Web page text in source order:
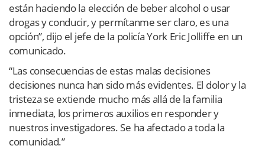
están haciendo la elección de beber alcohol o usar
drogas y conducir, y permítanme ser claro, es una
opción”, dijo el jefe de la policía York Eric Jolliffe en un
comunicado.
“Las consecuencias de estas malas decisiones
decisiones nunca han sido más evidentes. El dolor y la
tristeza se extiende mucho más allá de la familia
inmediata, los primeros auxilios en responder y
nuestros investigadores. Se ha afectado a toda la
comunidad.”